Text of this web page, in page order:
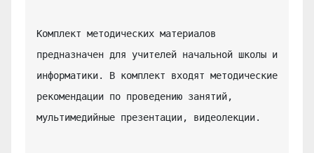
Комплект методических материалов
предназначен для учителей начальной школы и
информатики. В комплект входят методические
рекомендации по проведению занятий,
мультимедийные презентации, видеолекции.